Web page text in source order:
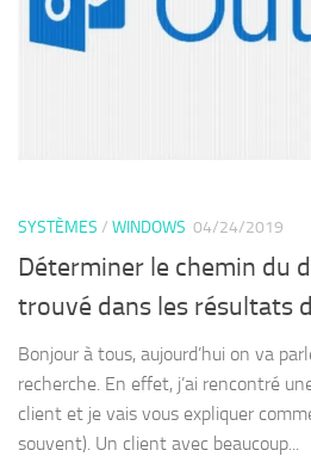
SYSTÈMES / WINDOWS 04/24/2019
Déterminer le chemin du
trouvé dans les résultats
Bonjour à tous, aujourd’hui on va
recherche. En effet, j’ai rencontré
client et je vais vous expliquer
souvent). Un client avec beaucoup...